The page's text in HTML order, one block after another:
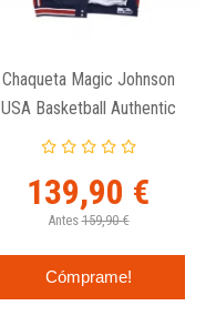
Chaqueta Magic Johnson
USA Basketball Authentic
Warm Up 1992 - Mitchell
139,90 €
Antes 159,90 €
Cómprame!